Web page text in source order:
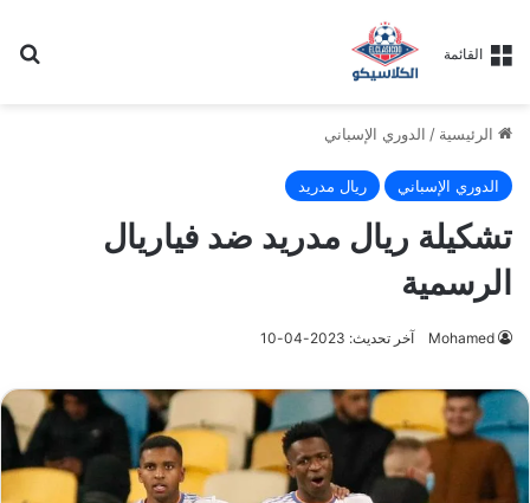
القائمة
الرئيسية / الدوري الإسباني
الدوري الإسباني ريال مدريد
تشكيلة ريال مدريد ضد فياريال
الرسمية
Mohamed آخر تحديث: 2023-04-10